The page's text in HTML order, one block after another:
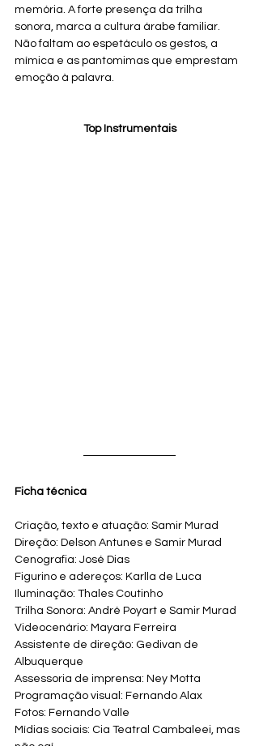
memória. A forte presença da trilha
sonora, marca a cultura árabe familiar.
Não faltam ao espetáculo os gestos, a
mímica e as pantomimas que emprestam
emoção à palavra.
Top Instrumentais
Ficha técnica
Criação, texto e atuação: Samir Murad
Direção: Delson Antunes e Samir Murad
Cenografia: José Dias
Figurino e adereços: Karlla de Luca
Iluminação: Thales Coutinho
Trilha Sonora: André Poyart e Samir Murad
Videocenário: Mayara Ferreira
Assistente de direção: Gedivan de
Albuquerque
Assessoria de imprensa: Ney Motta
Programação visual: Fernando Alax
Fotos: Fernando Valle
Mídias sociais: Cia Teatral Cambaleei, mas